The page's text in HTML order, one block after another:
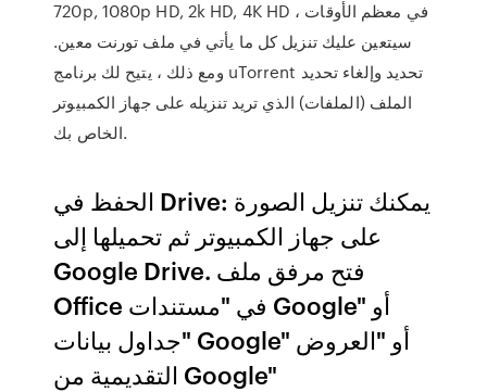
720p, 1080p HD, 2k HD, 4K HD في معظم الأوقات ،
سيتعين عليك تنزيل كل ما يأتي في ملف تورنت معين.
ومع ذلك ، يتيح لك برنامج uTorrent تحديد وإلغاء تحديد
الملف (الملفات) الذي تريد تنزيله على جهاز الكمبيوتر
الخاص بك.
الحفظ في Drive: يمكنك تنزيل الصورة
على جهاز الكمبيوتر ثم تحميلها إلى
Google Drive. فتح مرفق ملف
Office في "مستندات Google" أو
"جداول بيانات Google" أو "العروض
التقديمية من Google"